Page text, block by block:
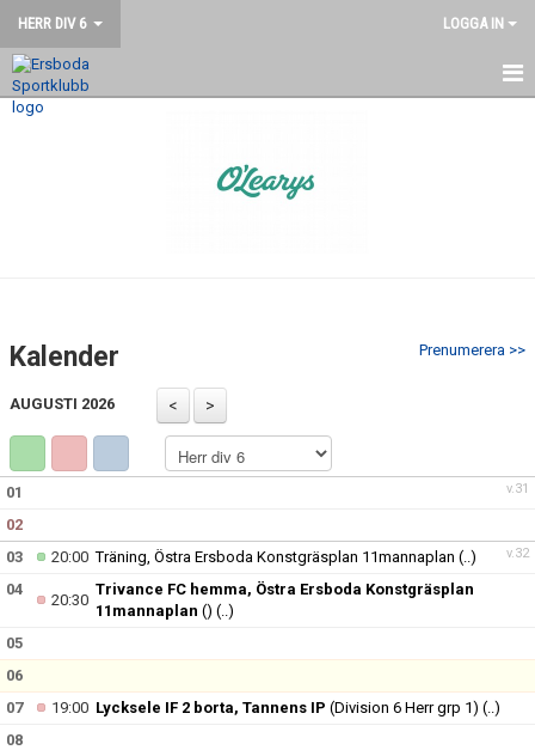
HERR DIV 6 LOGGA IN
HEM
KONTAKT
Prenumerera >>
Kalender
AUGUSTI 2026
v.31
01
02
v.32
03 20:00Träning, Östra Ersboda Konstgräsplan 11mannaplan (..)
04
20:30
Trivance FC hemma, Östra Ersboda Konstgräsplan
11mannaplan () (..)
05
06
07
19:00 Lycksele IF 2 borta, Tannens IP (Division 6 Herr grp 1) (..)
08